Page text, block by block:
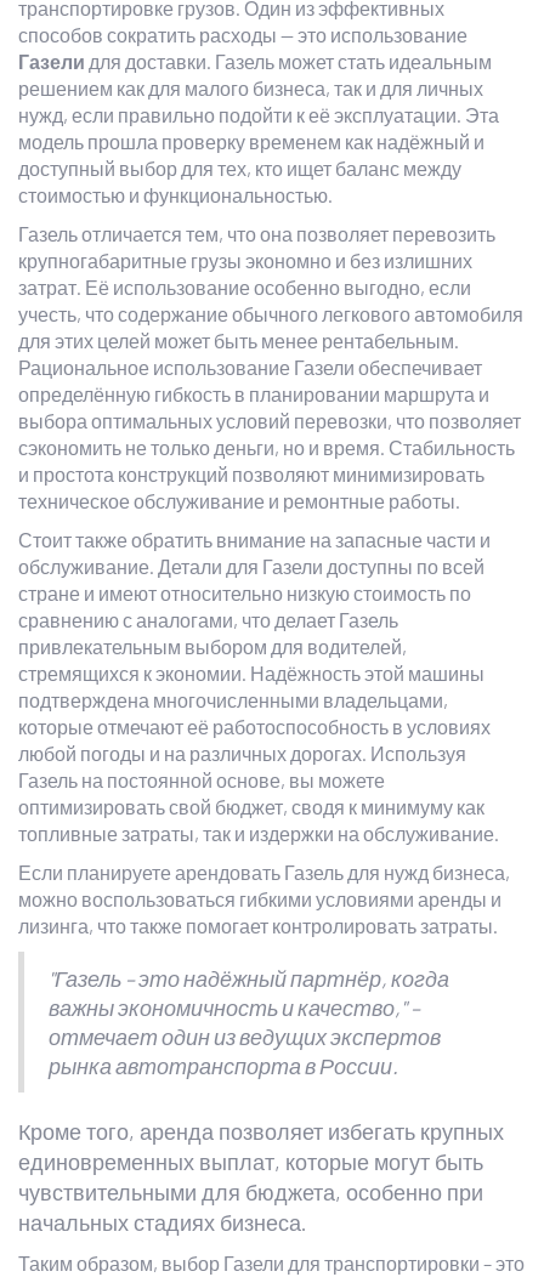
транспортировке грузов. Один из эффективных
способов сократить расходы — это использование
Газели для доставки. Газель может стать идеальным
решением как для малого бизнеса, так и для личных
нужд, если правильно подойти к её эксплуатации. Эта
модель прошла проверку временем как надёжный и
доступный выбор для тех, кто ищет баланс между
стоимостью и функциональностью.
Газель отличается тем, что она позволяет перевозить
крупногабаритные грузы экономно и без излишних
затрат. Её использование особенно выгодно, если
учесть, что содержание обычного легкового автомобиля
для этих целей может быть менее рентабельным.
Рациональное использование Газели обеспечивает
определённую гибкость в планировании маршрута и
выбора оптимальных условий перевозки, что позволяет
сэкономить не только деньги, но и время. Стабильность
и простота конструкций позволяют минимизировать
техническое обслуживание и ремонтные работы.
Стоит также обратить внимание на запасные части и
обслуживание. Детали для Газели доступны по всей
стране и имеют относительно низкую стоимость по
сравнению с аналогами, что делает Газель
привлекательным выбором для водителей,
стремящихся к экономии. Надёжность этой машины
подтверждена многочисленными владельцами,
которые отмечают её работоспособность в условиях
любой погоды и на различных дорогах. Используя
Газель на постоянной основе, вы можете
оптимизировать свой бюджет, сводя к минимуму как
топливные затраты, так и издержки на обслуживание.
Если планируете арендовать Газель для нужд бизнеса,
можно воспользоваться гибкими условиями аренды и
лизинга, что также помогает контролировать затраты.
"Газель – это надёжный партнёр, когда
важны экономичность и качество," –
отмечает один из ведущих экспертов
рынка автотранспорта в России.
Кроме того, аренда позволяет избегать крупных
единовременных выплат, которые могут быть
чувствительными для бюджета, особенно при
начальных стадиях бизнеса.
Таким образом, выбор Газели для транспортировки – это